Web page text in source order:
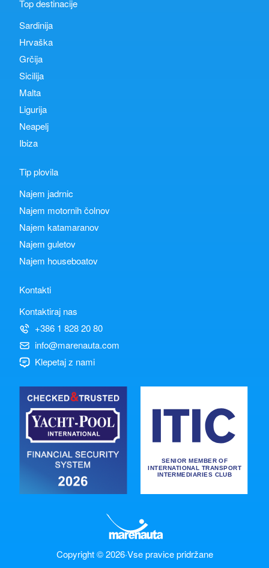
Top destinacije
Sardinija
Hrvaška
Grčija
Sicilija
Malta
Ligurija
Neapelj
Ibiza
Tip plovila
Najem jadrnic
Najem motornih čolnov
Najem katamaranov
Najem guletov
Najem houseboatov
Kontakti
Kontaktiraj nas
+386 1 828 20 80
info@marenauta.com
Klepetaj z nami
Copyright © 2026·Vse pravice pridržane